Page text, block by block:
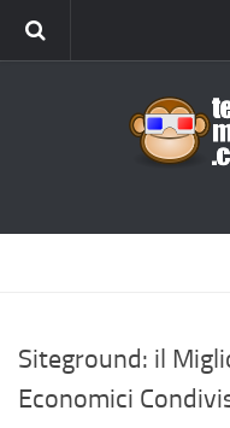
Cellulari
Gadget
Siteground: il
Economici